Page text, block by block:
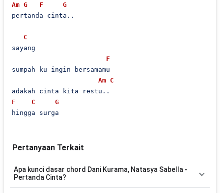
Am G F
G
pertanda cinta..
C
sayang
F
sumpah ku ingin bersamamu
Am
C
F
C
G
Pertanyaan Terkait
Apa kunci dasar chord Dani Kurama, Natasya Sabella -
Pertanda Cinta?